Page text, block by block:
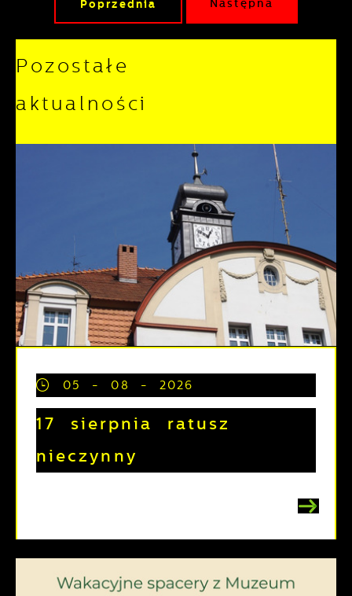
Poprzednia Następna
Pozostałe
aktualności
05 - 08 - 2026
17 sierpnia ratusz
nieczynny